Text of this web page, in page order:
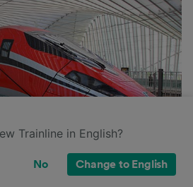
Trainline in English?
No Change to English